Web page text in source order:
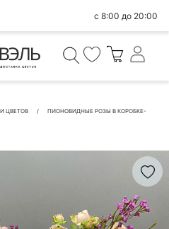
с 8:00 до 20:00
ЦВЕТОВ
ПИОНОВИДНЫЕ РОЗЫ В КОРОБКЕ-
покупка